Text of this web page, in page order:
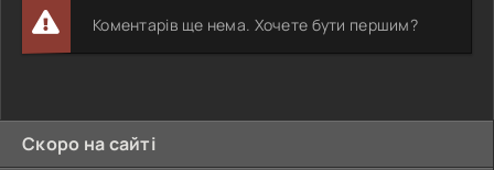
Коментарів ще нема. Хочете бути першим?
Скоро на сайті